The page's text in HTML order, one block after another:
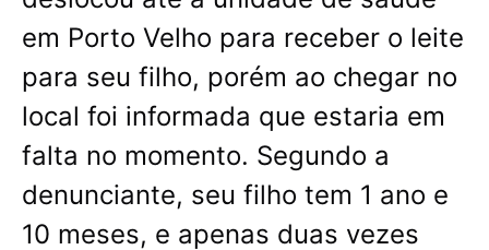
em Porto Velho para receber o leite
para seu filho, porém ao chegar no
local foi informada que estaria em
falta no momento. Segundo a
denunciante, seu filho tem 1 ano e
10 meses, e apenas duas vezes